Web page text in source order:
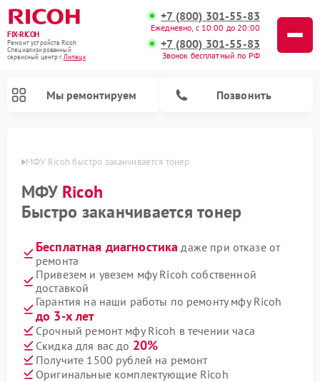
FIX-RICOH
Ремонт устройств Ricoh
Специализированный
cервисный центр г.Липецк
+7 (800) 301-55-83
Ежедневно, с 10:00 до 20:00
+7 (800) 301-55-83
Звонок бесплатный по РФ
Мы ремонтируем Позвонить
МФУ Ricoh быстро заканчивается тонер
МФУ Ricoh
Быстро заканчивается тонер
Бесплатная диагностика даже при отказе от
ремонта
Привезем и увезем мфу Ricoh собственной
доставкой
Гарантия на наши работы по ремонту мфу Ricoh
до 3-х лет
Срочный ремонт мфу Ricoh в течении часа
Скидка для вас до 20%
Получите 1500 рублей на ремонт
Оригинальные комплектующие Ricoh